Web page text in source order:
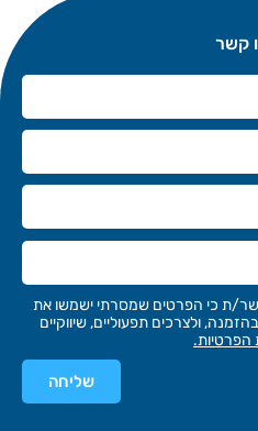
קשר
ת כי הפרטים שמסרתי ישמשו את
ולצרכים תפעוליים, שיווקיים
הפרטיות.
שליחה